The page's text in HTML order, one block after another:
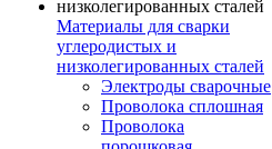
Материалы для сварки
углеродистых и
низколегированных сталей
Электроды сварочные
Проволока сплошная
Проволока